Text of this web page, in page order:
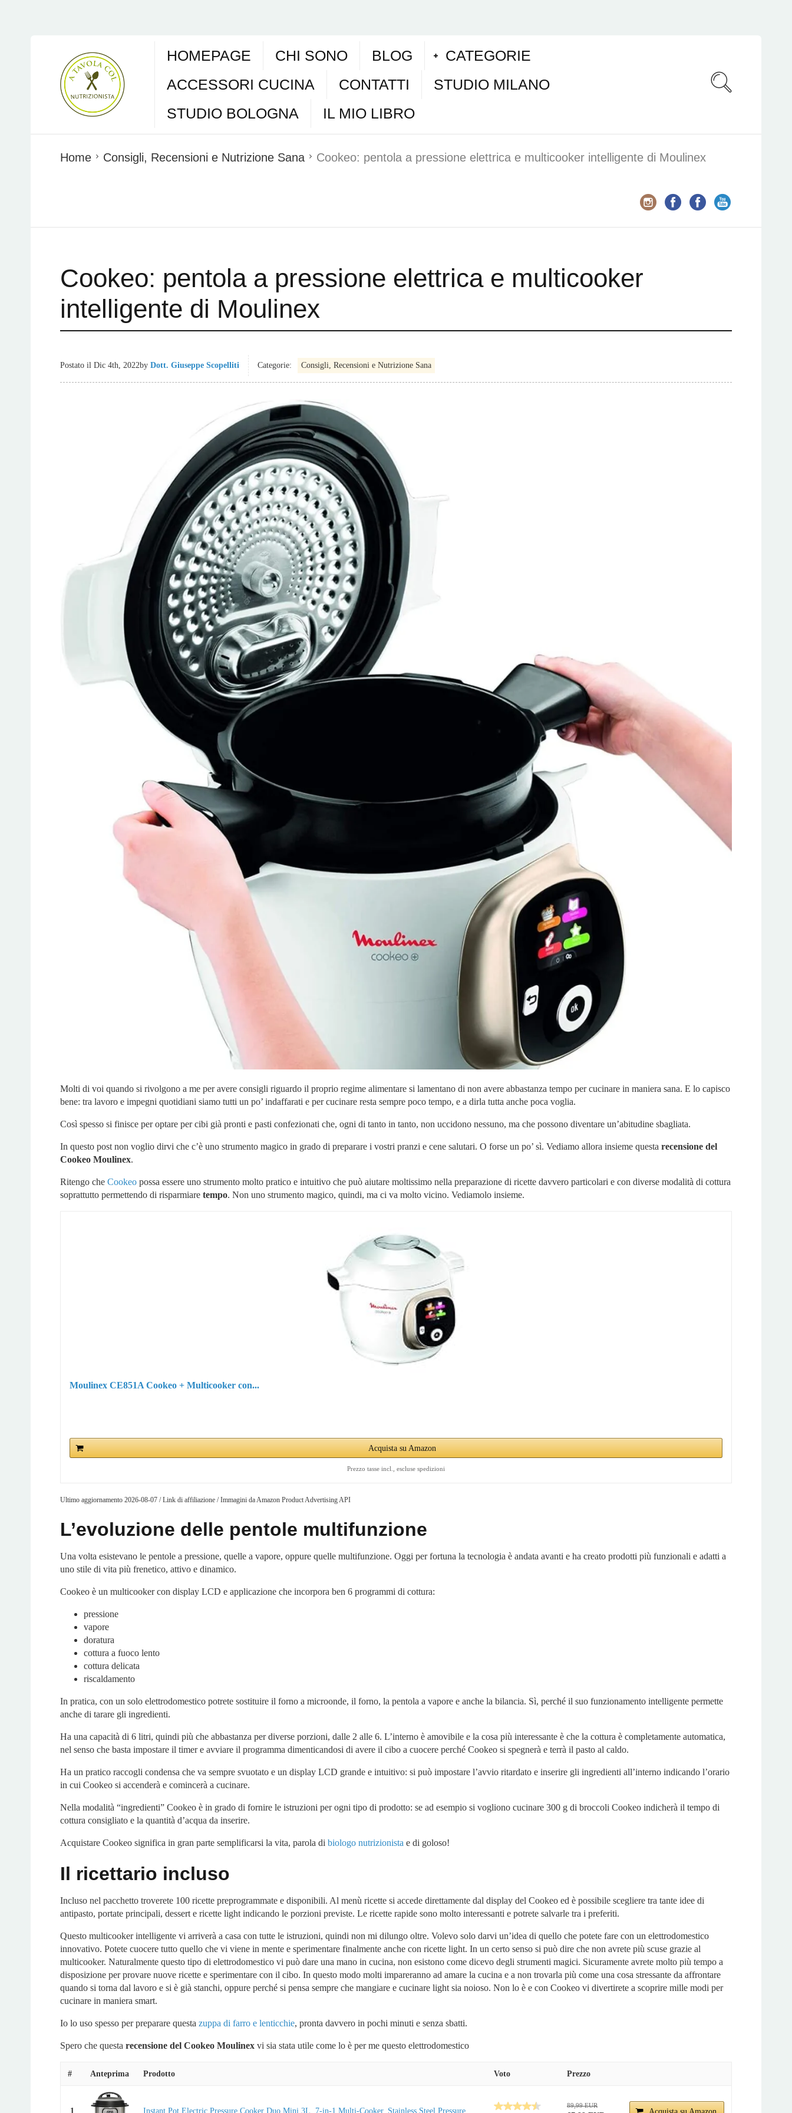
HOMEPAGE CHI SONO BLOG
CATEGORIE
ACCESSORI CUCINA
CONTATTI
STUDIO MILANO
STUDIO BOLOGNA
IL MIO LIBRO
Home Consigli, Recensioni e Nutrizione Sana Cookeo: pentola a pressione elettrica e multicooker intelligente di Moulinex
Cookeo: pentola a pressione elettrica e multicooker
intelligente di Moulinex
Postato il Dic 4th, 2022by Dott. Giuseppe Scopelliti Categorie: Consigli, Recensioni e Nutrizione Sana
Molti di voi quando si rivolgono a me per avere consigli riguardo il proprio regime alimentare si lamentano di non avere abbastanza tempo per cucinare in maniera sana. E lo capisco
bene: tra lavoro e impegni quotidiani siamo tutti un po’ indaffarati e per cucinare resta sempre poco tempo, e a dirla tutta anche poca voglia.
Così spesso si finisce per optare per cibi già pronti e pasti confezionati che, ogni di tanto in tanto, non uccidono nessuno, ma che possono diventare un’abitudine sbagliata.
In questo post non voglio dirvi che c’è uno strumento magico in grado di preparare i vostri pranzi e cene salutari. O forse un po’ sì. Vediamo allora insieme questa recensione del
Cookeo Moulinex.
Ritengo che Cookeo possa essere uno strumento molto pratico e intuitivo che può aiutare moltissimo nella preparazione di ricette davvero particolari e con diverse modalità di cottura
soprattutto permettendo di risparmiare tempo. Non uno strumento magico, quindi, ma ci va molto vicino. Vediamolo insieme.
Moulinex CE851A Cookeo + Multicooker con...
Acquista su Amazon
Prezzo tasse incl., escluse spedizioni
Ultimo aggiornamento 2026-08-07 / Link di affiliazione / Immagini da Amazon Product Advertising API
L’evoluzione delle pentole multifunzione
Una volta esistevano le pentole a pressione, quelle a vapore, oppure quelle multifunzione. Oggi per fortuna la tecnologia è andata avanti e ha creato prodotti più funzionali e adatti a
uno stile di vita più frenetico, attivo e dinamico.
Cookeo è un multicooker con display LCD e applicazione che incorpora ben 6 programmi di cottura:
pressione
vapore
doratura
cottura a fuoco lento
cottura delicata
riscaldamento
In pratica, con un solo elettrodomestico potrete sostituire il forno a microonde, il forno, la pentola a vapore e anche la bilancia. Sì, perché il suo funzionamento intelligente permette
anche di tarare gli ingredienti.
Ha una capacità di 6 litri, quindi più che abbastanza per diverse porzioni, dalle 2 alle 6. L’interno è amovibile e la cosa più interessante è che la cottura è completamente automatica,
nel senso che basta impostare il timer e avviare il programma dimenticandosi di avere il cibo a cuocere perché Cookeo si spegnerà e terrà il pasto al caldo.
Ha un pratico raccogli condensa che va sempre svuotato e un display LCD grande e intuitivo: si può impostare l’avvio ritardato e inserire gli ingredienti all’interno indicando l’orario
in cui Cookeo si accenderà e comincerà a cucinare.
Nella modalità “ingredienti” Cookeo è in grado di fornire le istruzioni per ogni tipo di prodotto: se ad esempio si vogliono cucinare 300 g di broccoli Cookeo indicherà il tempo di
cottura consigliato e la quantità d’acqua da inserire.
Acquistare Cookeo significa in gran parte semplificarsi la vita, parola di biologo nutrizionista e di goloso!
Il ricettario incluso
Incluso nel pacchetto troverete 100 ricette preprogrammate e disponibili. Al menù ricette si accede direttamente dal display del Cookeo ed è possibile scegliere tra tante idee di
antipasto, portate principali, dessert e ricette light indicando le porzioni previste. Le ricette rapide sono molto interessanti e potrete salvarle tra i preferiti.
Questo multicooker intelligente vi arriverà a casa con tutte le istruzioni, quindi non mi dilungo oltre. Volevo solo darvi un’idea di quello che potete fare con un elettrodomestico
innovativo. Potete cuocere tutto quello che vi viene in mente e sperimentare finalmente anche con ricette light. In un certo senso si può dire che non avrete più scuse grazie al
multicooker. Naturalmente questo tipo di elettrodomestico vi può dare una mano in cucina, non esistono come dicevo degli strumenti magici. Sicuramente avrete molto più tempo a
disposizione per provare nuove ricette e sperimentare con il cibo. In questo modo molti impareranno ad amare la cucina e a non trovarla più come una cosa stressante da affrontare
quando si torna dal lavoro e si è già stanchi, oppure perché si pensa sempre che mangiare e cucinare light sia noioso. Non lo è e con Cookeo vi divertirete a scoprire mille modi per
cucinare in maniera smart.
Io lo uso spesso per preparare questa zuppa di farro e lenticchie, pronta davvero in pochi minuti e senza sbatti.
Spero che questa recensione del Cookeo Moulinex vi sia stata utile come lo è per me questo elettrodomestico
# Anteprima Prodotto Voto Prezzo
1 Instant Pot Electric Pressure Cooker Duo Mini 3L, 7-in-1 Multi-Cooker, Stainless Steel Pressure...
89,99 EUR